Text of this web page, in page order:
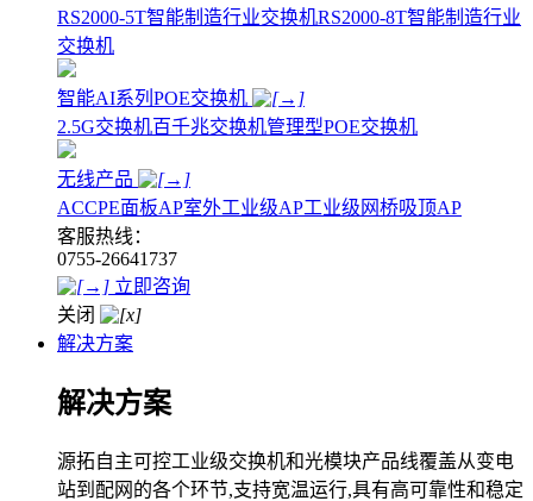
RS2000-5T智能制造行业交换机RS2000-8T智能制造行业
交换机
智能AI系列POE交换机
2.5G交换机百千兆交换机管理型POE交换机
无线产品
ACCPE面板AP室外工业级AP工业级网桥吸顶AP
客服热线：
0755-26641737
立即咨询
关闭
解决方案
解决方案
源拓自主可控工业级交换机和光模块产品线覆盖从变电
站到配网的各个环节,支持宽温运行,具有高可靠性和稳定